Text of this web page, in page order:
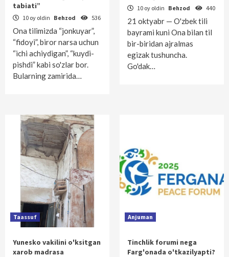
tabiati”
10 oy oldin Behzod 536
Ona tilimizda “jonkuyar”,
“fidoyi”, biror narsa uchun
“ichi achiydigan”, “kuydi-
pishdi” kabi so'zlar bor.
Bularning zamirida…
10 oy oldin Behzod 440
21 oktyabr — O'zbek tili
bayrami kuni Ona bilan til
bir-biridan ajralmas
egizak tushuncha.
Go'dak…
Taassuf
Yunesko vakilini o'ksitgan
xarob madrasa
Anjuman
Tinchlik forumi nega
Farg'onada o'tkazilyapti?